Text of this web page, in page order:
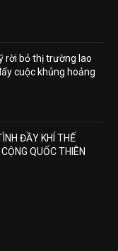
rời bỏ thị trường lao
cuộc khủng hoảng
ĐẦY KHÍ THẾ
QUỐC THIÊN